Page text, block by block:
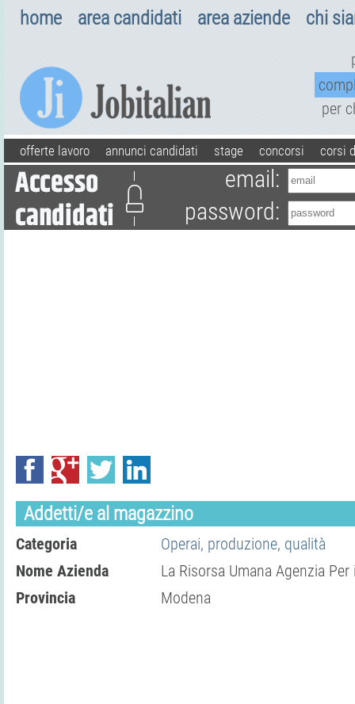
home area candidati area aziende chi
per
offerte lavoro annunci candidati stage concorsi corsi
email:
password:
Addetti/e al magazzino
Categoria
Operai, produzione, qualità
Nome Azienda
La Risorsa Umana Agenzia Per
Provincia
Modena